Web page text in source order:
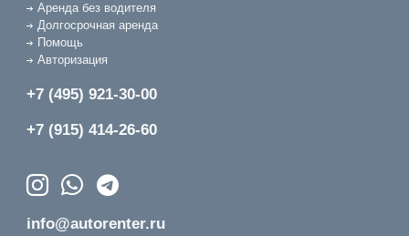
Аренда без водителя
Долгосрочная аренда
Помощь
Авторизация
+7 (495) 921-30-00
+7 (915) 414-26-60
info@autorenter.ru